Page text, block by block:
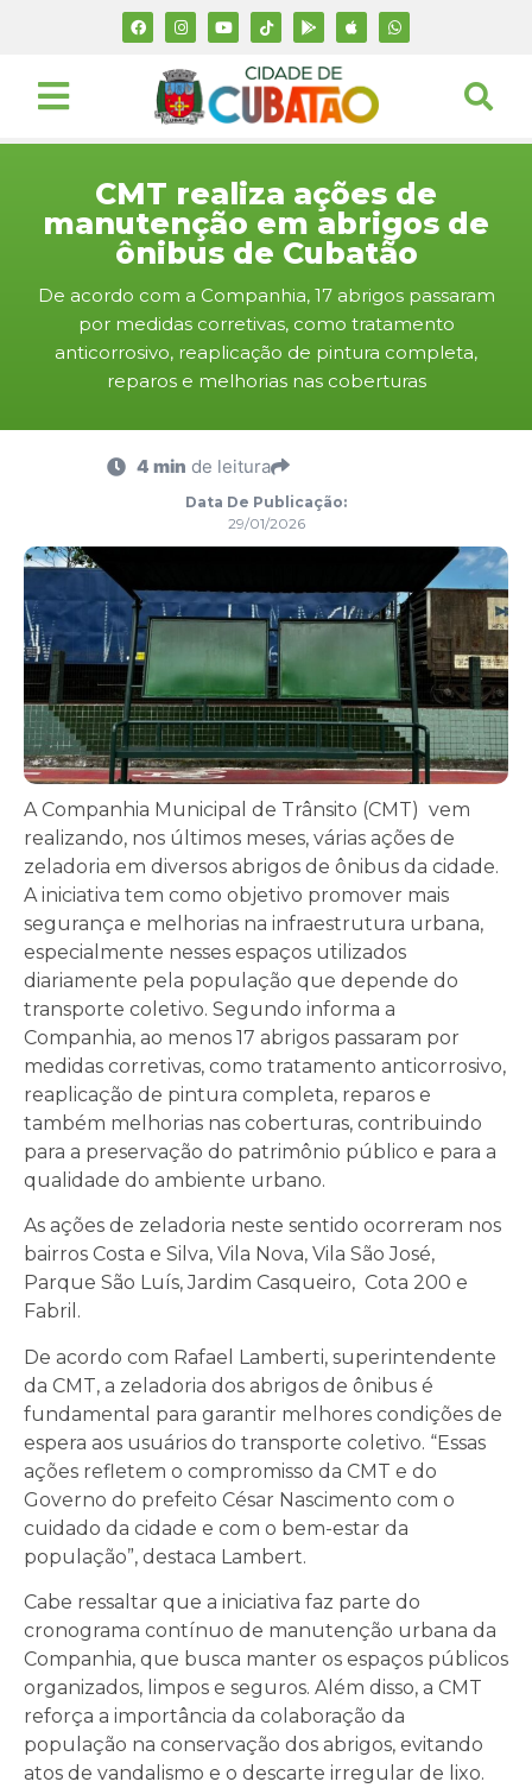
CMT realiza ações de
manutenção em abrigos de
ônibus de Cubatão
De acordo com a Companhia, 17 abrigos passaram
por medidas corretivas, como tratamento
anticorrosivo, reaplicação de pintura completa,
reparos e melhorias nas coberturas
4 min de leitura
Data De Publicação:
29/01/2026
A Companhia Municipal de Trânsito (CMT) vem
realizando, nos últimos meses, várias ações de
zeladoria em diversos abrigos de ônibus da cidade.
A iniciativa tem como objetivo promover mais
segurança e melhorias na infraestrutura urbana,
especialmente nesses espaços utilizados
diariamente pela população que depende do
transporte coletivo. Segundo informa a
Companhia, ao menos 17 abrigos passaram por
medidas corretivas, como tratamento anticorrosivo,
reaplicação de pintura completa, reparos e
também melhorias nas coberturas, contribuindo
para a preservação do patrimônio público e para a
qualidade do ambiente urbano.
As ações de zeladoria neste sentido ocorreram nos
bairros Costa e Silva, Vila Nova, Vila São José,
Parque São Luís, Jardim Casqueiro, Cota 200 e
Fabril.
De acordo com Rafael Lamberti, superintendente
da CMT, a zeladoria dos abrigos de ônibus é
fundamental para garantir melhores condições de
espera aos usuários do transporte coletivo. “Essas
ações refletem o compromisso da CMT e do
Governo do prefeito César Nascimento com o
cuidado da cidade e com o bem-estar da
população”, destaca Lambert.
Cabe ressaltar que a iniciativa faz parte do
cronograma contínuo de manutenção urbana da
Companhia, que busca manter os espaços públicos
organizados, limpos e seguros. Além disso, a CMT
reforça a importância da colaboração da
população na conservação dos abrigos, evitando
atos de vandalismo e o descarte irregular de lixo.